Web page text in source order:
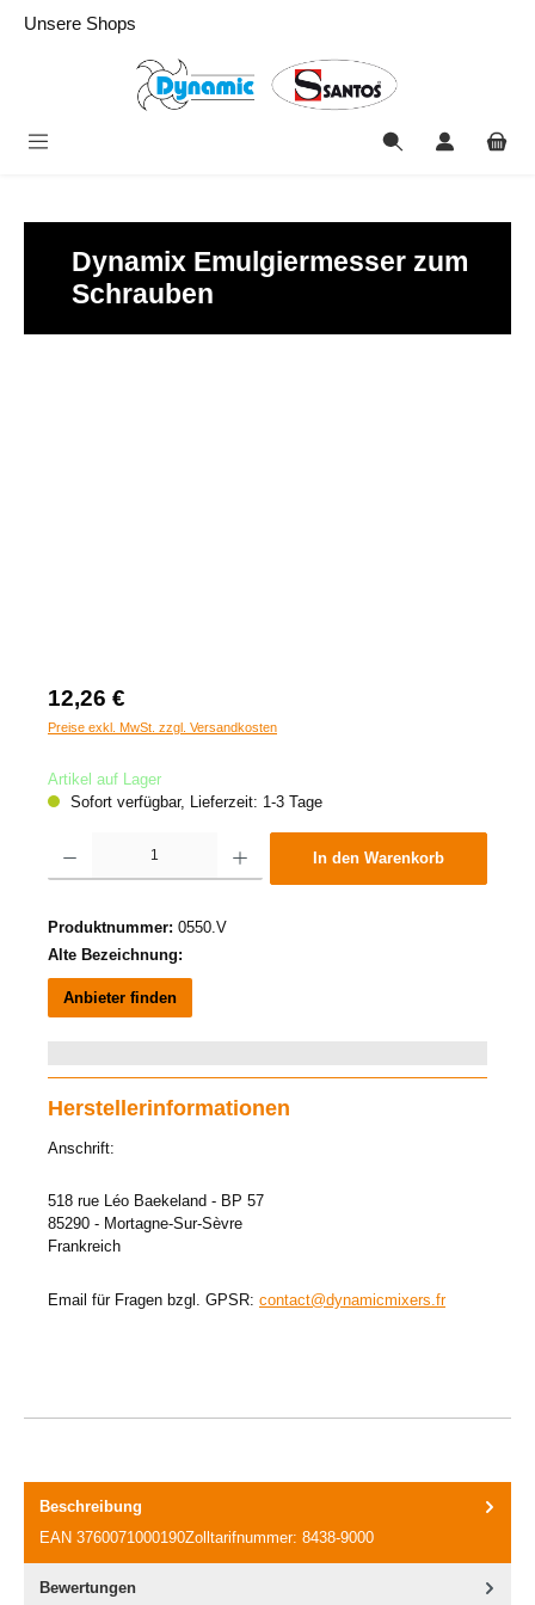
springen
Unsere Shops
Dynamix Emulgiermesser zum
Schrauben
12,26 €
Preise exkl. MwSt. zzgl. Versandkosten
Artikel auf Lager
Sofort verfügbar, Lieferzeit: 1-3 Tage
Produkt Anzahl: Gib den gewünschten Wert ein oder benutze die Schaltflächen um die
In den Warenkorb
Produktnummer: 0550.V
Alte Bezeichnung:
Anbieter finden
Herstellerinformationen
Anschrift:
518 rue Léo Baekeland - BP 57
85290 - Mortagne-Sur-Sèvre
Frankreich
Email für Fragen bzgl. GPSR: contact@dynamicmixers.fr
Beschreibung
EAN 3760071000190Zolltarifnummer: 8438-9000
Bewertungen